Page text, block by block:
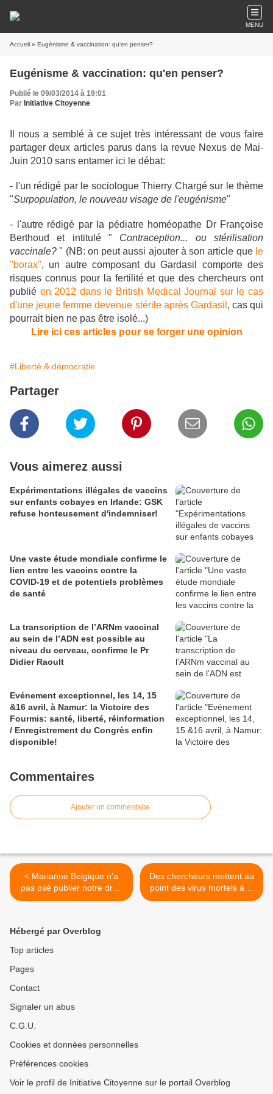
MENU
Accueil » Eugénisme & vaccination: qu'en penser?
Eugénisme & vaccination: qu'en penser?
Publié le 09/03/2014 à 19:01
Par Initiative Citoyenne
Il nous a semblé à ce sujet très intéressant de vous faire
partager deux articles parus dans la revue Nexus de Mai-
Juin 2010 sans entamer ici le débat:
- l'un rédigé par le sociologue Thierry Chargé sur le thème
"Surpopulation, le nouveau visage de l'eugénisme"
- l'autre rédigé par la pédiatre homéopathe Dr Françoise
Berthoud et intitulé " Contraception... ou stérilisation
vaccinale? " (NB: on peut aussi ajouter à son article que le
"borax", un autre composant du Gardasil comporte des
risques connus pour la fertilité et que des chercheurs ont
publié en 2012 dans le British Medical Journal sur le cas
d'une jeune femme devenue stérile après Gardasil , cas qui
pourrait bien ne pas être isolé...)
Lire ici ces articles pour se forger une opinion
#Liberté & démocratie
Partager
Vous aimerez aussi
Expérimentations illégales de vaccins
sur enfants cobayes en Irlande: GSK
refuse honteusement d'indemniser!
Une vaste étude mondiale confirme le
lien entre les vaccins contre la
COVID-19 et de potentiels problèmes
de santé
La transcription de l’ARNm vaccinal
au sein de l’ADN est possible au
niveau du cerveau, confirme le Pr
Didier Raoult
Evénement exceptionnel, les 14, 15
&16 avril, à Namur: la Victoire des
Fourmis: santé, liberté, réinformation
/ Enregistrement du Congrès enfin
disponible!
Commentaires
Ajouter un commentaire
< Marianne Belgique n'a
pas osé publier notre droit
de réponse: ne pas tirer sur
Des chercheurs mettent au
point des virus mortels à la
demande du gouvernement
Hébergé par Overblog
Top articles
Pages
Contact
Signaler un abus
C.G.U.
Cookies et données personnelles
Préférences cookies
Voir le profil de Initiative Citoyenne sur le portail Overblog